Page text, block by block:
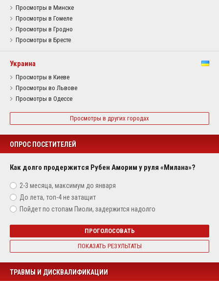
Просмотры в Минске
Просмотры в Гомеле
Просмотры в Гродно
Просмотры в Бресте
Украина
Просмотры в Киеве
Просмотры во Львове
Просмотры в Одессе
Просмотры в других городах
ОПРОС ПОСЕТИТЕЛЕЙ
Как долго продержится Рубен Аморим у руля «Милана»?
2-3 месяца, максимум до января
До лета, топ-4 не затащит
Пойдет по стопам Пиоли, задержится надолго
ПРОГОЛОСОВАТЬ
ПОКАЗАТЬ РЕЗУЛЬТАТЫ
ТРАВМЫ И ДИСКВАЛИФИКАЦИИ